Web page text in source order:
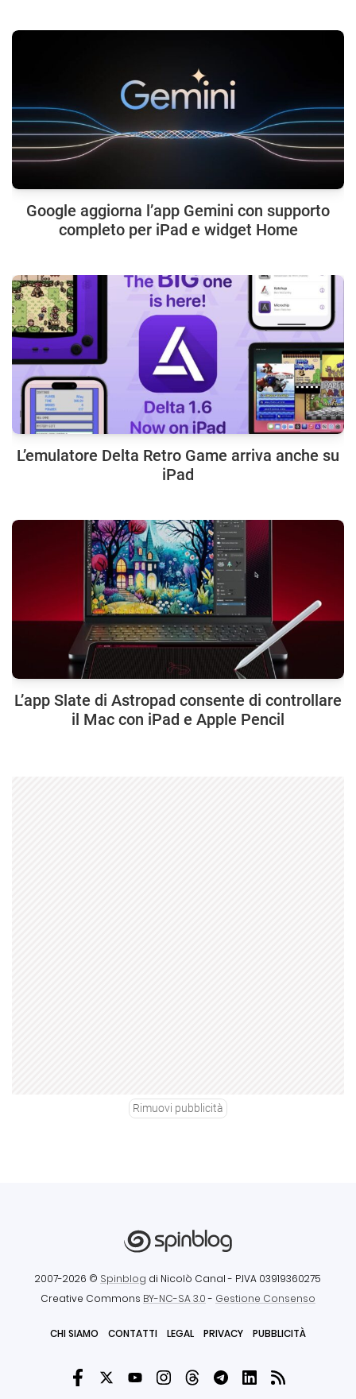
Google aggiorna l’app Gemini con supporto
completo per iPad e widget Home
L’emulatore Delta Retro Game arriva anche su
iPad
L’app Slate di Astropad consente di controllare
il Mac con iPad e Apple Pencil
Rimuovi pubblicità
2007-2026 © Spinblog di Nicolò Canal - P.IVA 03919360275
Creative Commons BY-NC-SA 3.0- Gestione Consenso
CHI SIAMO CONTATTI LEGAL PRIVACY PUBBLICITÀ